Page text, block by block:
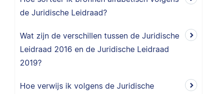
de Juridische Leidraad?
Wat zijn de verschillen tussen de Juridische
Leidraad 2016 en de Juridische Leidraad
2019?
Hoe verwijs ik volgens de Juridische